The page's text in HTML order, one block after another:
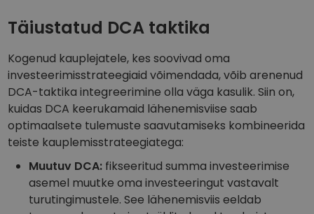
Täiustatud DCA taktika
Kogenud kauplejatele, kes soovivad oma
investeerimisstrateegiaid võimendada, võib arenenud
DCA-taktika integreerimine olla väga kasulik. Siin on,
kuidas DCA keerukamaid lähenemisviise saab
optimaalsete tulemuste saavutamiseks kombineerida
teiste kauplemisstrateegiatega:
Muutuv DCA: fikseeritud summa investeerimise
asemel muutke oma investeeringut vastavalt
turutingimustele. See lähenemisviis eeldab